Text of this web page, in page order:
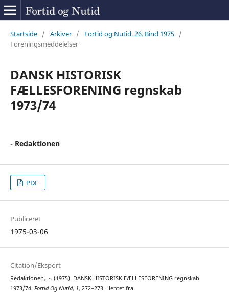
Startside / Arkiver / Fortid og Nutid. 26. Bind 1975 /
Foreningsmeddelelser
DANSK HISTORISK
FÆLLESFORENING regnskab
1973/74
- Redaktionen
PDF
Publiceret
1975-03-06
Citation/Eksport
Redaktionen, .-. (1975). DANSK HISTORISK FÆLLESFORENING regnskab
1973/74. Fortid Og Nutid, 1, 272–273. Hentet fra